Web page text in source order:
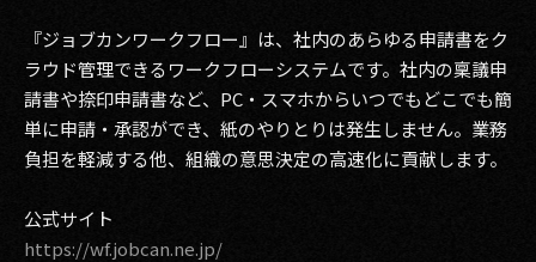
『ジョブカンワークフロー』は、社内のあらゆる申請書をク
ラウド管理できるワークフローシステムです。社内の稟議申
請書や捺印申請書など、PC・スマホからいつでもどこでも簡
単に申請・承認ができ、紙のやりとりは発生しません。業務
負担を軽減する他、組織の意思決定の高速化に貢献します。
公式サイト
https://wf.jobcan.ne.jp/